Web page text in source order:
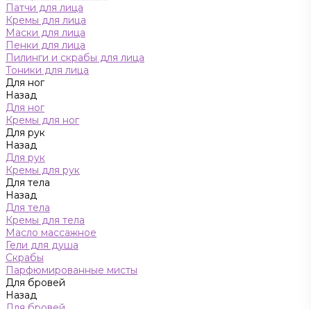
Патчи для лица
Кремы для лица
Маски для лица
Пенки для лица
Пилинги и скрабы для лица
Тоники для лица
Для ног
Назад
Для ног
Кремы для ног
Для рук
Назад
Для рук
Кремы для рук
Для тела
Назад
Для тела
Кремы для тела
Масло массажное
Гели для душа
Скрабы
Парфюмированные мисты
Для бровей
Назад